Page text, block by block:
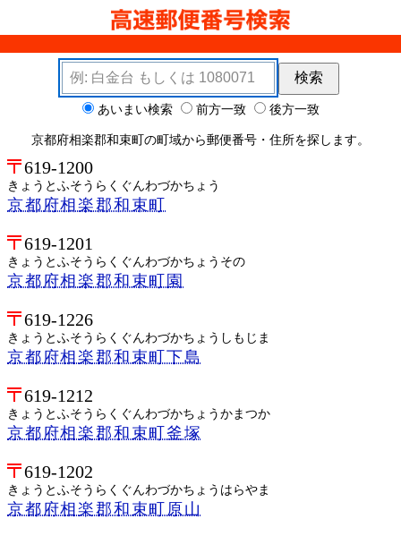
検索キーワード
検索
検索オプション あいまい検索 前方一致 後方一致
京都府相楽郡和束町の町域から郵便番号・住所を探します。
619-1200
きょうとふそうらくぐんわづかちょう
京都府相楽郡和束町
619-1201
きょうとふそうらくぐんわづかちょうその
京都府相楽郡和束町園
619-1226
きょうとふそうらくぐんわづかちょうしもじま
京都府相楽郡和束町下島
619-1212
きょうとふそうらくぐんわづかちょうかまつか
京都府相楽郡和束町釜塚
619-1202
きょうとふそうらくぐんわづかちょうはらやま
京都府相楽郡和束町原山